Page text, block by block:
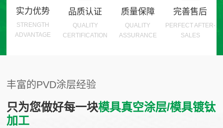
实力优势
STRENGTH
ADVANTAGE
品质认证
QUALITY
CERTIFICATION
质量保障
QUALITY
ASSURANCE
完善售后
PERFECT AFTER-
SALES
丰富的PVD涂层经验
只为您做好每一块模具真空涂层/模具镀钛
加工